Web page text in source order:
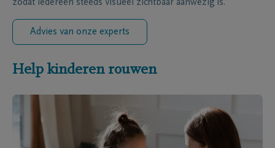
zodat iedereen steeds visueel zichtbaar aanwezig is.
Advies van onze experts
Help kinderen rouwen